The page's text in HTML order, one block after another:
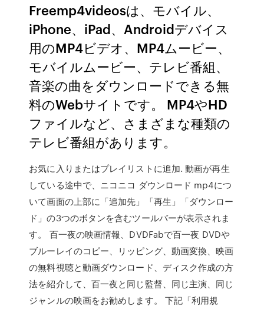
Freemp4videosは、モバイル、
iPhone、iPad、Androidデバイス
用のMP4ビデオ、MP4ムービー、
モバイルムービー、テレビ番組、
音楽の曲をダウンロードできる無
料のWebサイトです。 MP4やHD
ファイルなど、さまざまな種類の
テレビ番組があります。
お気に入りまたはプレイリストに追加. 動画が再生
している途中で、ニコニコ ダウンロード mp4につ
いて画面の上部に「追加先」「再生」「ダウンロー
ド」の3つのボタンを含むツールバーが表示されま
す。 百一夜の映画情報、DVDFabで百一夜 DVDや
ブルーレイのコピー、リッピング、動画変換、映画
の無料視聴と動画ダウンロード、ディスク作成の方
法を紹介して、百一夜と同じ監督、同じ主演、同じ
ジャンルの映画をお勧めします。 下記「利用規